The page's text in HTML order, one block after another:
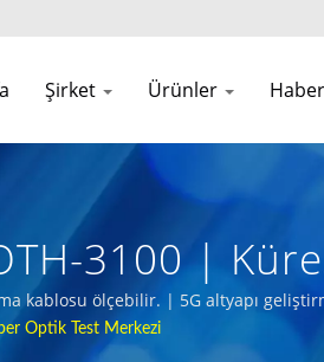
Şirket Ürünler
3100 |
kablosu ölçebilir. | 5G altyapı
Optik Test Merkezi